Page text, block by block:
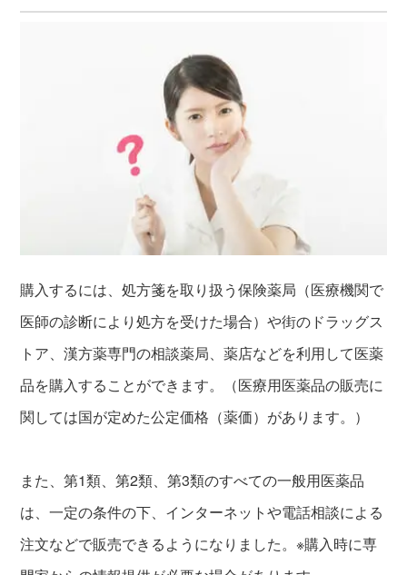
購入するには、処方箋を取り扱う保険薬局（医療機関で
医師の診断により処方を受けた場合）や街のドラッグス
トア、漢方薬専門の相談薬局、薬店などを利用して医薬
品を購入することができます。（医療用医薬品の販売に
関しては国が定めた公定価格（薬価）があります。）
また、第1類、第2類、第3類のすべての一般用医薬品
は、一定の条件の下、インターネットや電話相談による
注文などで販売できるようになりました。※購入時に専